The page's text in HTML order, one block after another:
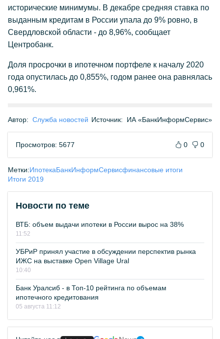
исторические минимумы. В декабре средняя ставка по
выданным кредитам в России упала до 9% ровно, в
Свердловской области - до 8,96%, сообщает
Центробанк.
Доля просрочки в ипотечном портфеле к началу 2020
года опустилась до 0,855%, годом ранее она равнялась
0,961%.
Автор: Служба новостей Источник: ИА «БанкИнформСервис»
Просмотров: 5677 0 0
Метки:ИпотекаБанкИнформСервисфинансовые итоги
Итоги 2019
Новости по теме
ВТБ: объем выдачи ипотеки в России вырос на 38%
11:52
УБРиР принял участие в обсуждении перспектив рынка
ИЖС на выставке Open Village Ural
10:40
Банк Уралсиб - в Топ-10 рейтинга по объемам
ипотечного кредитования
05 августа 11:12